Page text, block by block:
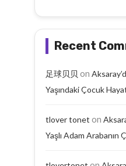
Recent
足球贝贝 on
Yaşındaki Çocuk
tlover tonet on
Yaşlı Adam Arabanın